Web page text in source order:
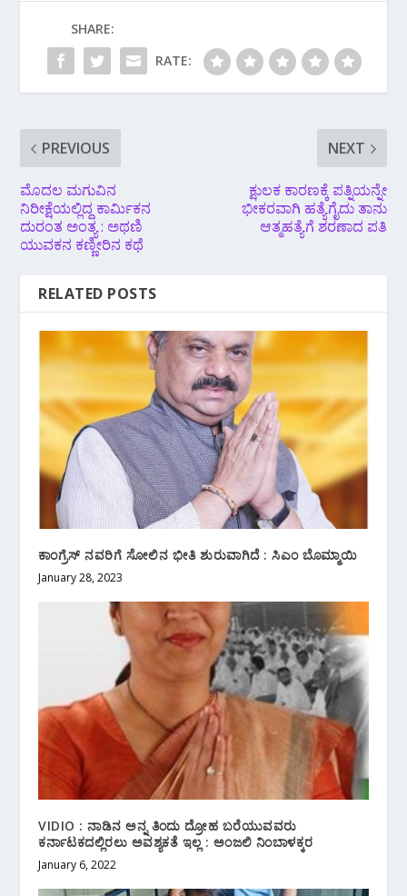
SHARE:
RATE:
PREVIOUS
ಮೊದಲ ಮಗುವಿನ
ನಿರೀಕ್ಷೆಯಲ್ಲಿದ್ದ ಕಾರ್ಮಿಕನ
ದುರಂತ ಅಂತ್ಯ : ಅಥಣಿ
ಯುವಕನ ಕಣ್ಣೀರಿನ‌ ಕಥೆ
NEXT
ಕ್ಷುಲಕ ಕಾರಣಕ್ಕೆ ಪತ್ನಿಯನ್ನೇ
ಭೀಕರವಾಗಿ ಹತ್ಯೆಗೈದು ತಾನು
ಆತ್ಮಹತ್ಯೆಗೆ ಶರಣಾದ ಪತಿ
RELATED POSTS
ಕಾಂಗ್ರೆಸ್ ನವರಿಗೆ ಸೋಲಿನ ಭೀತಿ ಶುರುವಾಗಿದೆ : ಸಿಎಂ ಬೊಮ್ಮಾಯಿ
January 28, 2023
VIDIO : ನಾಡಿನ ಅನ್ನ ತಿಂದು ದ್ರೋಹ ಬರೆಯುವವರು
ಕರ್ನಾಟಕದಲ್ಲಿರಲು ಅವಶ್ಯಕತೆ ಇಲ್ಲ : ಅಂಜಲಿ‌ ನಿಂಬಾಳಕ್ಕರ
January 6, 2022